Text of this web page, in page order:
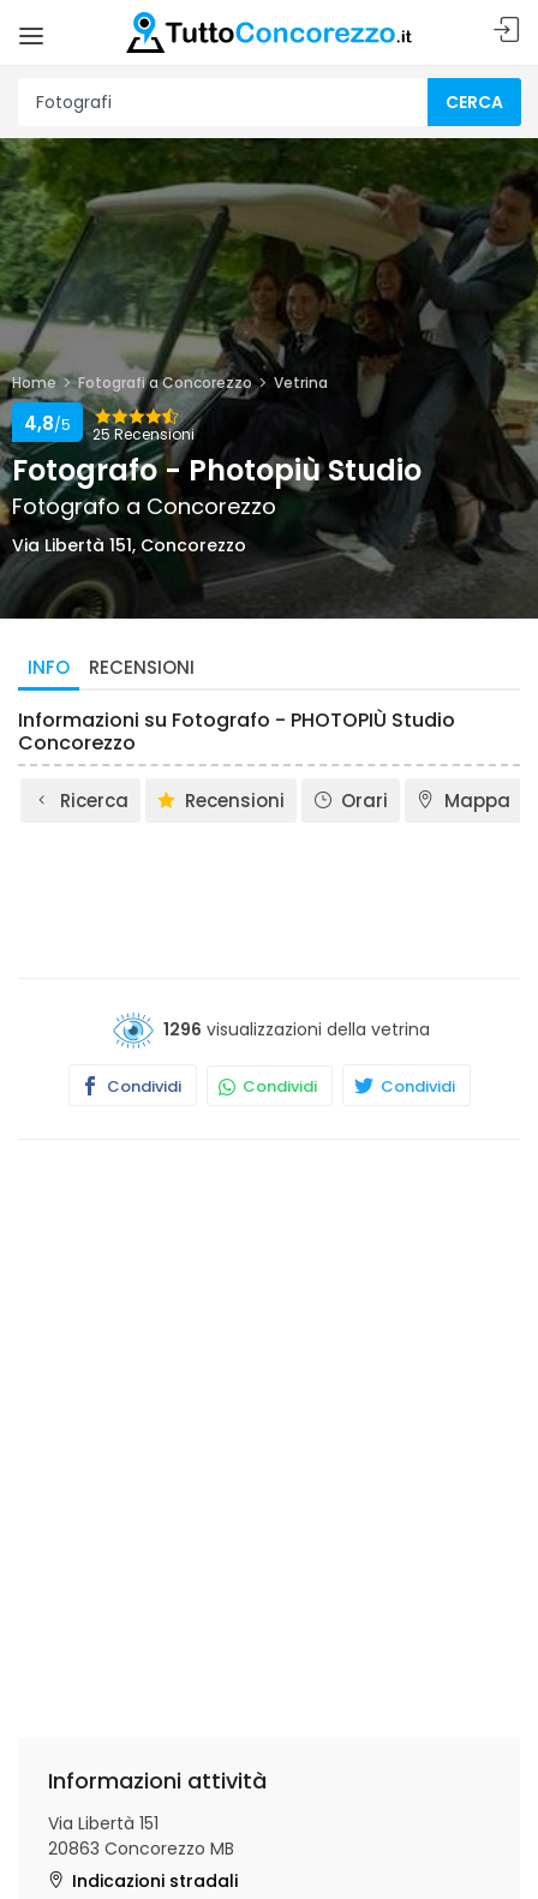
CERCA
Home Fotografi a Concorezzo Vetrina
25 Recensioni
4,8/5
Fotografo - Photopiù Studio
Fotografo a Concorezzo
Via Libertà 151, Concorezzo
INFO RECENSIONI
Informazioni su Fotografo - PHOTOPIÙ Studio
Concorezzo
Ricerca Recensioni Orari Mappa
1296 visualizzazioni della vetrina
Condividi Condividi Condividi
Informazioni attività
Via Libertà 151
20863 Concorezzo MB
Indicazioni stradali